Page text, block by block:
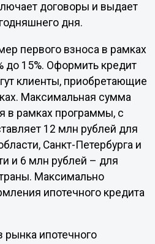
договоры и выдает
дня.
первого взноса в рамках
до 15%. Оформить кредит
клиенты, приобретающие
Максимальная сумма
в рамках программы, с
12 млн рублей для
Санкт-Петербурга и
и 6 млн рублей – для
Максимально
ипотечного кредита
ипотечного